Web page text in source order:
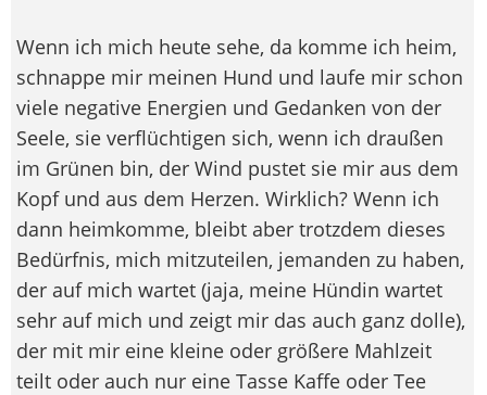
Wenn ich mich heute sehe, da komme ich heim,
schnappe mir meinen Hund und laufe mir schon
viele negative Energien und Gedanken von der
Seele, sie verflüchtigen sich, wenn ich draußen
im Grünen bin, der Wind pustet sie mir aus dem
Kopf und aus dem Herzen. Wirklich? Wenn ich
dann heimkomme, bleibt aber trotzdem dieses
Bedürfnis, mich mitzuteilen, jemanden zu haben,
der auf mich wartet (jaja, meine Hündin wartet
sehr auf mich und zeigt mir das auch ganz dolle),
der mit mir eine kleine oder größere Mahlzeit
teilt oder auch nur eine Tasse Kaffe oder Tee